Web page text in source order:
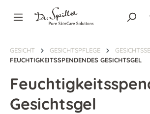
springen
GESICHT GESICHTSPFLEGE
FEUCHTIGKEITSSPENDENDES GESICHTSGEL
Gesichtsgel